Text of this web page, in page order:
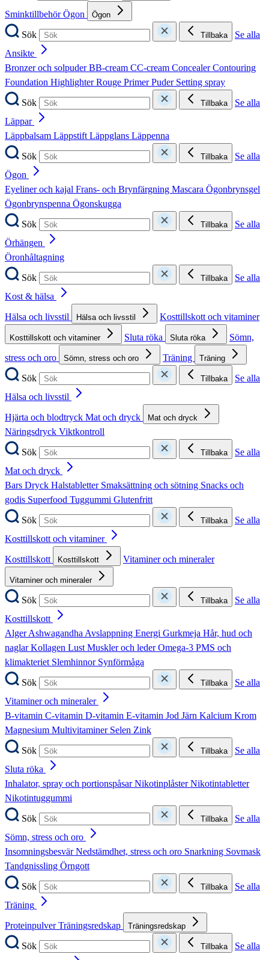
SminktillbehörÖgon Ögon
Sök Tillbaka
Se alla
Ansikte
Bronzer och solpuderBB-cream CC-cream ConcealerContouring
Foundation HighlighterRouge PrimerPuder Setting spray
Sök
Tillbaka
Se alla
Läppar
Läppbalsam LäppstiftLäppglans Läppenna
Sök
Tillbaka
Se alla
Ögon
Eyeliner och kajal Frans- och Brynfärgning Mascara Ögonbrynsgel
Ögonbrynspenna Ögonskugga
Sök
Tillbaka
Se alla
Örhängen
Öronhåltagning
Sök
Tillbaka
Se alla
Kost & hälsa
Hälsa och livsstil
Hälsa och livsstil Kosttillskott och vitaminer
Kosttillskott och vitaminer Sluta röka Sluta röka
Sömn,
stress och oro
Sömn, stress och oro Träning Träning
Sök Tillbaka
Se alla
Hälsa och livsstil
Hjärta och blodtryck Mat och dryck Mat och dryck
Näringsdryck Viktkontroll
Sök
Tillbaka
Se alla
Mat och dryck
Bars Dryck Halstabletter Smaksättning och sötning Snacks och
godis Superfood Tuggummi Glutenfritt
Sök
Tillbaka
Se alla
Kosttillskott och vitaminer
Kosttillskott
Kosttillskott Vitaminer och mineraler
Vitaminer och mineraler
Sök Tillbaka
Se alla
Kosttillskott
AlgerAshwagandhaAvslappning Energi Gurkmeja Hår, hud och
naglarKollagen LustMuskler och lederOmega-3 PMS och
klimakteriet Slemhinnor Synförmåga
Sök
Tillbaka
Se alla
Vitaminer och mineraler
B-vitamin C-vitamin D-vitamin E-vitamin Jod Järn Kalcium Krom
Magnesium Multivitaminer Selen Zink
Sök
Tillbaka
Se alla
Sluta röka
Inhalator, spray och portionspåsarNikotinplåsterNikotintabletter
Nikotintuggummi
Sök
Tillbaka
Se alla
Sömn, stress och oro
InsomningsbesvärNedstämdhet, stress och oro Snarkning Sovmask
Tandgnissling Örngott
Sök
Tillbaka
Se alla
Träning
ProteinpulverTräningsredskap Träningsredskap
Sök Tillbaka
Se alla